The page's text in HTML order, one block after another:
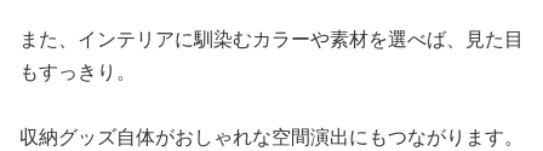
また、インテリアに馴染むカラーや素材を選べば、見た目
もすっきり。
収納グッズ自体がおしゃれな空間演出にもつながります。